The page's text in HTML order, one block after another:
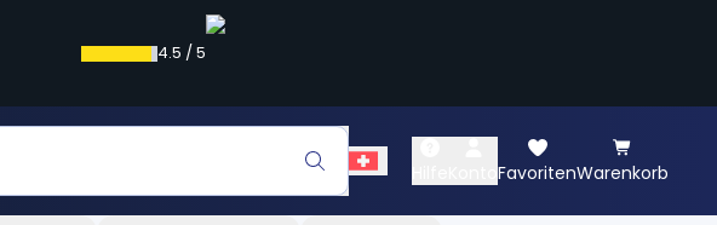
4.5 /5
FavoritenWarenkorb